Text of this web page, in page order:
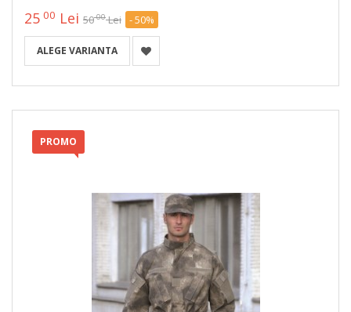
25 00 Lei 5000 Lei - 50%
ALEGE VARIANTA
PROMO